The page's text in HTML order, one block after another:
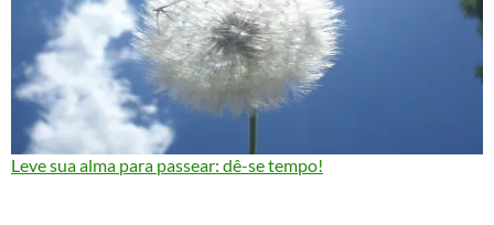
Leve sua alma para passear: dê-se tempo!